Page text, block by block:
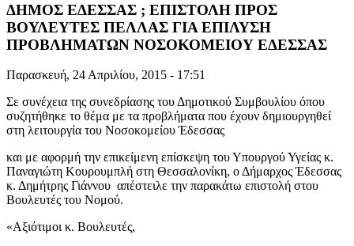
ΔΗΜΟΣ ΕΔΕΣΣΑΣ ; ΕΠΙΣΤΟΛΗ ΠΡΟΣ
ΒΟΥΛΕΥΤΕΣ ΠΕΛΛΑΣ ΓΙΑ ΕΠΙΛΥΣΗ
ΠΡΟΒΛΗΜΑΤΩΝ ΝΟΣΟΚΟΜΕΙΟΥ ΕΔΕΣΣΑΣ
Παρασκευή, 24 Απριλίου, 2015 - 17:51
Σε συνέχεια της συνεδρίασης του Δημοτικού Συμβουλίου όπου
συζητήθηκε το θέμα με τα προβλήματα που έχουν δημιουργηθεί
στη λειτουργία του Νοσοκομείου Έδεσσας
και με αφορμή την επικείμενη επίσκεψη του Υπουργού Υγείας κ.
Παναγιώτη Κουρουμπλή στη Θεσσαλονίκη, ο Δήμαρχος Έδεσσας
κ. Δημήτρης Γιάννου απέστειλε την παρακάτω επιστολή στου
Βουλευτές του Νομού.
«Αξιότιμοι κ. Βουλευτές,